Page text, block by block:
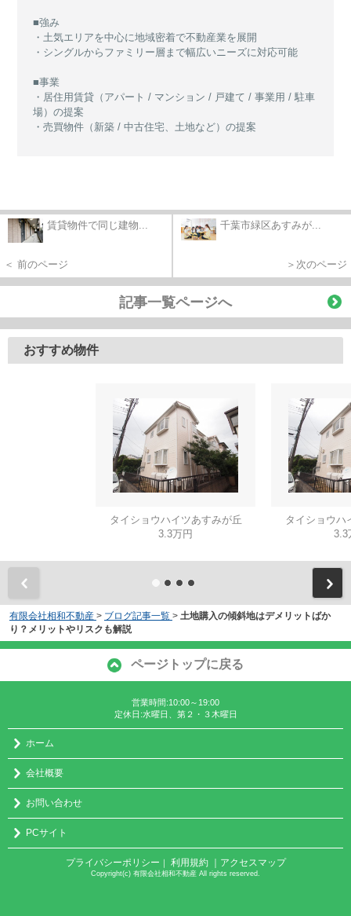
■強み
・土気エリアを中心に地域密着で不動産業を展開
・シングルからファミリー層まで幅広いニーズに対応可能
■事業
・居住用賃貸（アパート / マンション / 戸建て / 事業用 / 駐車
場）の提案
・売買物件（新築 / 中古住宅、土地など）の提案
賃貸物件で同じ建物...
＜ 前のページ
千葉市緑区あすみが...
＞次のページ
記事一覧ページへ
おすすめ物件
タイショウハイツあすみが丘
3.3万円
タイショウハ
3.3
有限会社相和不動産 > ブログ記事一覧 > 土地購入の傾斜地はデメリットばか
り？メリットやリスクも解説
ページトップに戻る
営業時間:10:00～19:00
定休日:水曜日、第２・３木曜日
ホーム
会社概要
お問い合わせ
PCサイト
プライバシーポリシー 利用規約 ｜アクセスマップ
Copyright(c) 有限会社相和不動産 All rights reserved.